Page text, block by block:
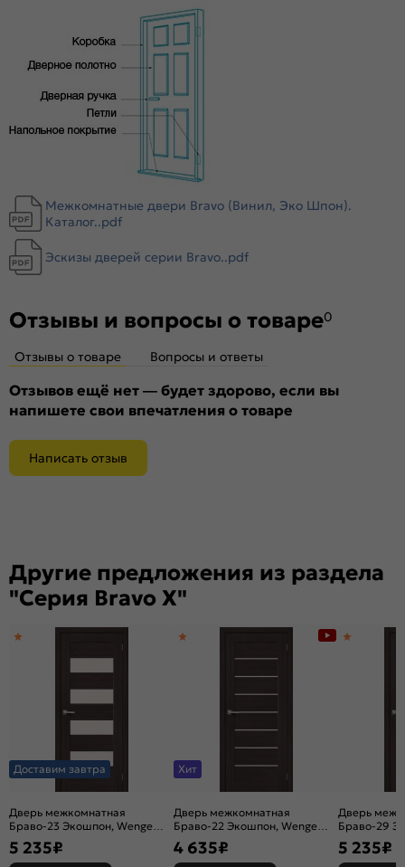
Телескопические погонажные изделия для качественного
регулируемого монтажа. Дверная коробка с TPE-
уплотнителем для мягкого закрывания. Благодаря особой
форме уплотнителя отсутствует закусывание со стороны
петель.
Magic Fog — белое сатинированное. Дешевое стекло с
пескоструйной обработкой не используем.
Межкомнатные двери Bravo (Винил, Эко Шпон).
Каталог..pdf
Эскизы дверей серии Bravo..pdf
Отзывы и вопросы о товаре0
Отзывы о товаре Вопросы и ответы
Отзывов ещё нет — будет здорово, если вы
напишете свои впечатления о товаре
Написать отзыв
Другие предложения из раздела
"Серия Bravo X"
Доставим завтра
Дверь межкомнатная
Браво-23 Экошпон, Wenge
Melinga, остекленная, magic
fog, царговая
5 235₽
Хит
Дверь межкомнатная
Браво-22 Экошпон, Wenge
Melinga, остекленная, magic
fog, царговая
4 635₽
Дверь
Браво-29
Melinga,
fog,
5 235₽